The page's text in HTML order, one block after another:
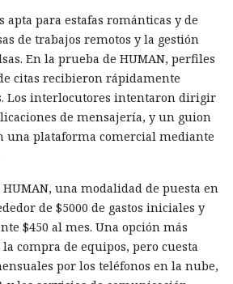
apta para estafas románticas y de
de trabajos remotos y la gestión
En la prueba de HUMAN, perfiles
citas recibieron rápidamente
Los interlocutores intentaron dirigir
de mensajería, y un guion
una plataforma comercial mediante
una modalidad de puesta en
de $5000 de gastos iniciales y
$450 al mes. Una opción más
compra de equipos, pero cuesta
por los teléfonos en la nube,